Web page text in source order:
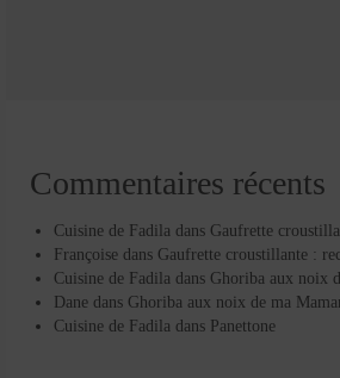
Commentaires récents
Cuisine de Fadila dans Gaufrette
Françoise dans Gaufrette croustillante :
Cuisine de Fadila dans Ghoriba aux noix
Dane dans Ghoriba aux noix de ma
Cuisine de Fadila dans Panettone